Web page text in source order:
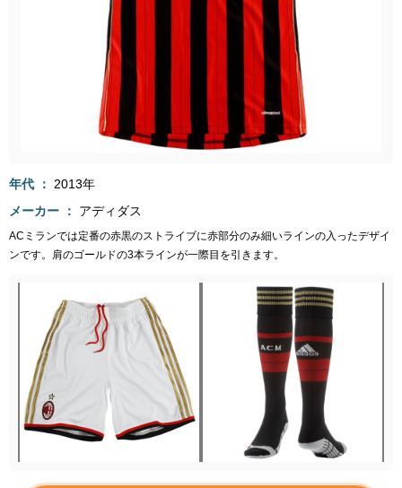
年代
2013年
メーカー
アディダス
ACミランでは定番の赤黒のストライブに赤部分のみ細いラインの入ったデザイ
ンです。肩のゴールドの3本ラインが一際目を引きます。